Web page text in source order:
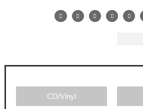
CD/Vinyl